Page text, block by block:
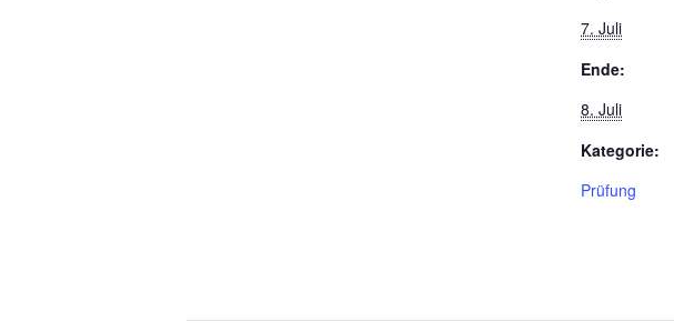
7. Juli
Ende:
8. Juli
Kategorie:
Prüfung